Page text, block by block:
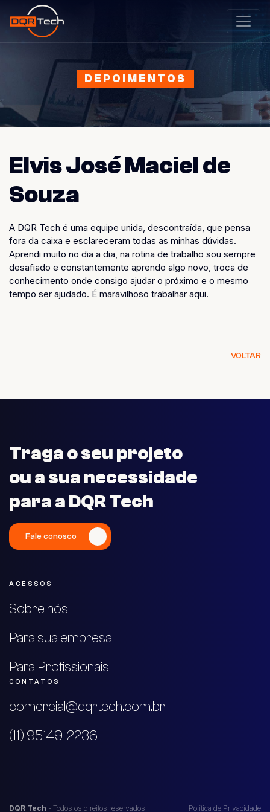
DEPOIMENTOS
Elvis José Maciel de
Souza
A DQR Tech é uma equipe unida, descontraída, que pensa
fora da caixa e esclareceram todas as minhas dúvidas.
Aprendi muito no dia a dia, na rotina de trabalho sou sempre
desafiado e constantemente aprendo algo novo, troca de
conhecimento onde consigo ajudar o próximo e o mesmo
tempo ser ajudado. É maravilhoso trabalhar aqui.
VOLTAR
Traga o seu projeto
ou a sua necessidade
para a DQR Tech
Fale conosco
ACESSOS
Sobre nós
Para sua empresa
Para Profissionais
CONTATOS
comercial@dqrtech.com.br
(11) 95149-2236
DQR Tech - Todos os direitos reservados Política de Privacidade